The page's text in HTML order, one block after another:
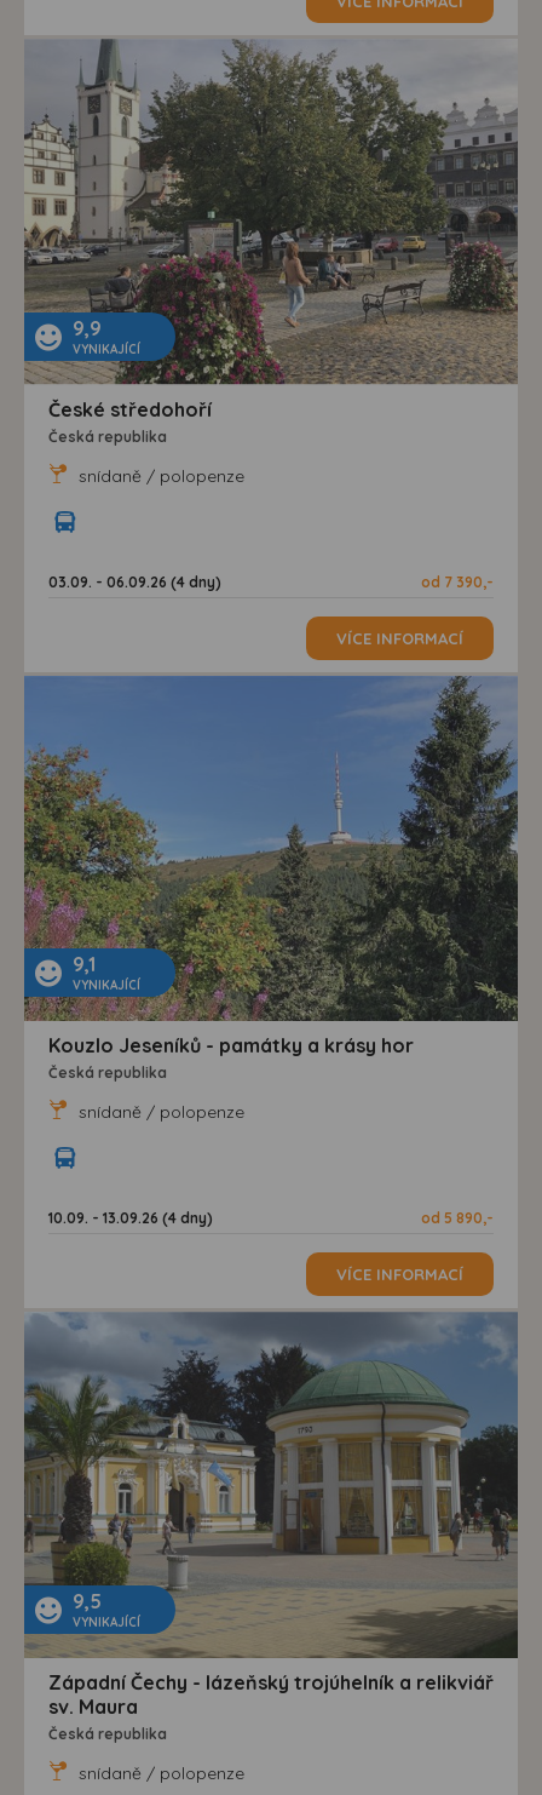
9,9
VYNIKAJÍCÍ
České středohoří
Česká republika
snídaně / polopenze
03.09. - 06.09.26 (4 dny) od 7 390,-
VÍCE INFORMACÍ
9,1
VYNIKAJÍCÍ
Kouzlo Jeseníků - památky a krásy hor
Česká republika
snídaně / polopenze
10.09. - 13.09.26 (4 dny) od 5 890,-
VÍCE INFORMACÍ
9,5
VYNIKAJÍCÍ
Západní Čechy - lázeňský trojúhelník a relikviář
sv. Maura
Česká republika
snídaně / polopenze